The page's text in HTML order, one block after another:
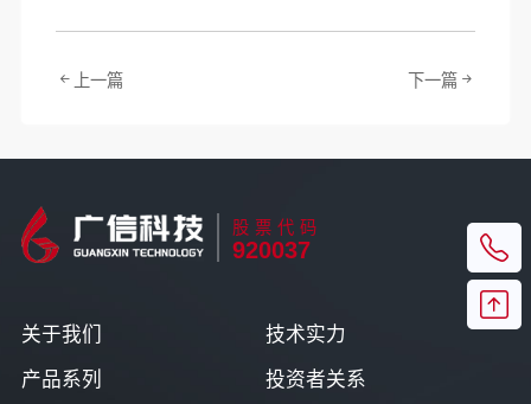
上一篇 下一篇
股票代码
920037
关于我们 技术实力
产品系列 投资者关系